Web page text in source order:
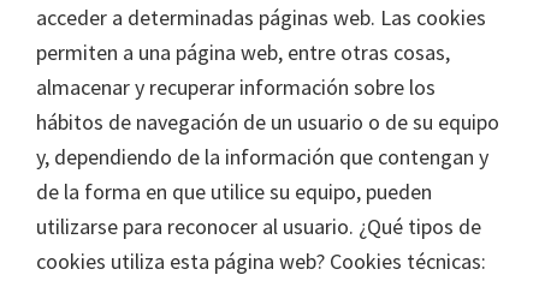
acceder a determinadas páginas web. Las cookies
permiten a una página web, entre otras cosas,
almacenar y recuperar información sobre los
hábitos de navegación de un usuario o de su equipo
y, dependiendo de la información que contengan y
de la forma en que utilice su equipo, pueden
utilizarse para reconocer al usuario. ¿Qué tipos de
cookies utiliza esta página web? Cookies técnicas: